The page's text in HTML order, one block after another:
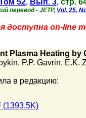
52, Вып. 3, стр.
перевод - JETP, Vol. 25,
доступна on-line
Plasma Heating by
, P.P. Gavrin, E.K.
в редакцию:
(1393.5K)